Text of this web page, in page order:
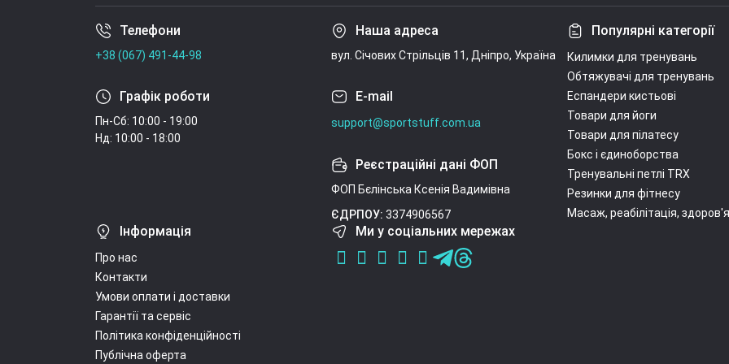
Телефони
+38 (067) 491-44-98
Графік роботи
Пн-Сб: 10:00 - 19:00
Нд: 10:00 - 18:00
Наша адреса
вул. Січових Стрільців 11, Дніпро, Україна
E-mail
support@sportstuff.com.ua
Реєстраційні дані ФОП
ФОП Бєлінська Ксенія Вадимівна
ЄДРПОУ: 3374906567
Популярні категорії
Килимки для тренувань
Обтяжувачі для тренувань
Еспандери кистьові
Товари для йоги
Товари для пілатесу
Бокс і єдиноборства
Тренувальні петлі TRX
Резинки для фітнесу
Масаж, реабілітація, здоров'я
Інформація
Про нас
Контакти
Умови оплати і доставки
Гарантії та сервіс
Політика конфіденційності
Публічна оферта
Ми у соціальних мережах